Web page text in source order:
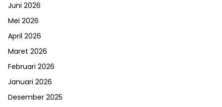
Juni 2026
Mei 2026
April 2026
Maret 2026
Februari 2026
Januari 2026
Desember 2025